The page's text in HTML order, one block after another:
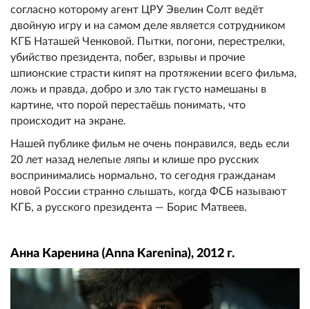
согласно которому агент ЦРУ Эвелин Солт ведёт
двойную игру и на самом деле является сотрудником
КГБ Наташей Ченковой. Пытки, погони, перестрелки,
убийство президента, побег, взрывы и прочие
шпионские страсти кипят на протяжении всего фильма,
ложь и правда, добро и зло так густо намешаны в
картине, что порой перестаёшь понимать, что
происходит на экране.
Нашей публике фильм не очень понравился, ведь если
20 лет назад нелепые ляпы и клише про русских
воспринимались нормально, то сегодня гражданам
новой России странно слышать, когда ФСБ называют
КГБ, а русского президента — Борис Матвеев.
Анна Каренина (Anna Karenina), 2012 г.